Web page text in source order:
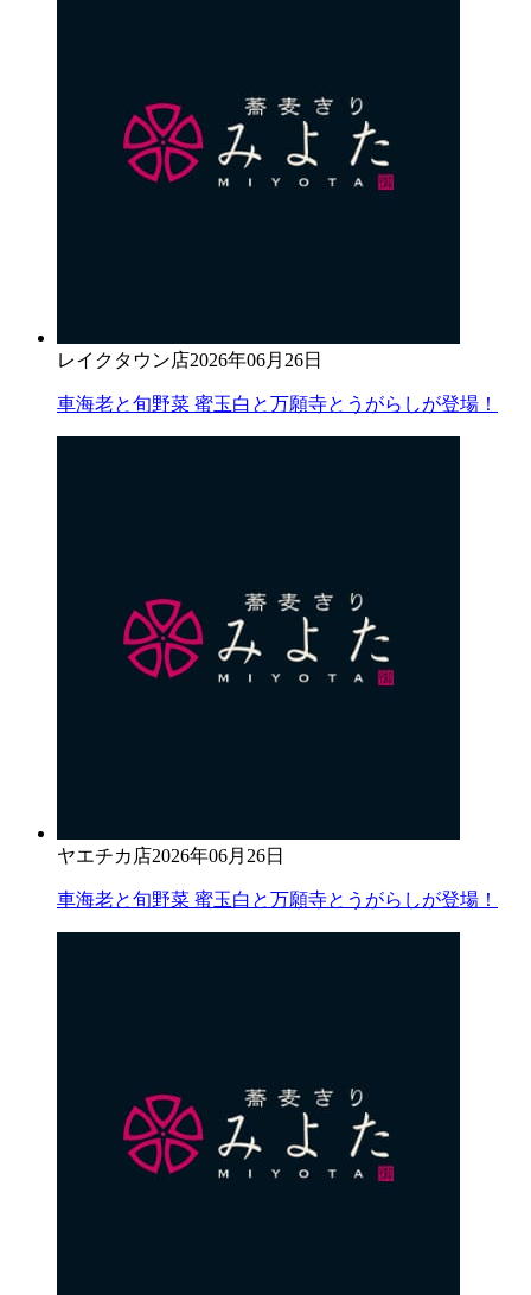
レイクタウン店2026年06月26日
車海老と旬野菜 蜜玉白と万願寺とうがらしが登場！
ヤエチカ店2026年06月26日
車海老と旬野菜 蜜玉白と万願寺とうがらしが登場！